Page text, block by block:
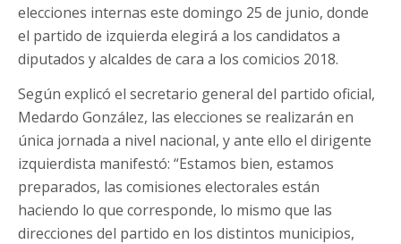
elecciones internas este domingo 25 de junio, donde
el partido de izquierda elegirá a los candidatos a
diputados y alcaldes de cara a los comicios 2018.
Según explicó el secretario general del partido oficial,
Medardo González, las elecciones se realizarán en
única jornada a nivel nacional, y ante ello el dirigente
izquierdista manifestó: “Estamos bien, estamos
preparados, las comisiones electorales están
haciendo lo que corresponde, lo mismo que las
direcciones del partido en los distintos municipios,